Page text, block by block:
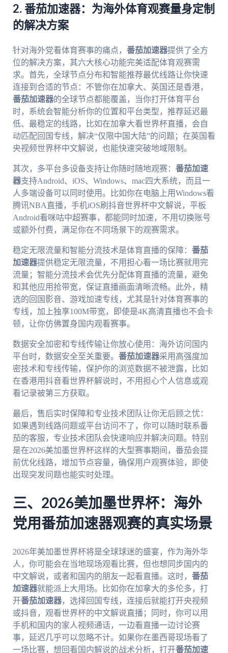
2. 番茄加速器：为海外体育观赛量身定制
的解决方案
针对海外党看体育赛事的痛点， 番茄加速器提供了全方
位的解决方案，其六大核心功能完美适配体育观赛需
求。首先，全球节点分布和智能推荐最优线路让你快速
连接到合适的节点：不管你在加拿大、英国还是香港，
番茄加速器的全球节点都能覆盖，当你打开体育平台
时，系统会智能分析你的位置和平台类型，推荐延迟最
低、最稳定的线路，比如在加拿大看世界杯直播，会自
动匹配回国专线，解决“仅限中国大陆”的问题；在英国看
央视频世界杯中文解说，也能快速突破地域限制。
其次，多平台多设备支持让你随时随地观赛： 番茄加速
器支持Android、iOS、Windows、mac四大系统，而且一
人多端设备可以同时使用。比如你在电脑上用Windows看
腾讯NBA直播，手机iOS刷抖音世界杯中文解说，平板
Android看咪咕中超赛事，都能同时加速，不用切换账号
或额外付费，满足你在不同场景下的观赛需求。
稳定无限流量和智能分流技术是体育直播的保障： 番茄
加速器提供稳定无限流量，不用担心看一场比赛就用完
流量；智能分流技术会优先分配体育直播的流量，避免
和其他应用抢带宽，保证直播画面清晰流畅。此外，精
选的回国影音、游戏加速专线，尤其是针对体育赛事的
专线，加上独享100M带宽，即使是4K高清直播也不会卡
顿，让你仿佛置身国内观看赛事。
数据安全加密和专线传输让你放心使用：海外访问国内
平台时，数据安全至关重要。 番茄加速器采用高强度加
密技术和专线传输，保护你的浏览数据不被泄露，比如
在香港用抖音看世界杯解说时，不用担心个人信息或观
看记录被第三方获取。
最后，售后实时保障和专业技术团队让你无后顾之忧：
如果遇到线路问题或平台访问不了，你可以随时联系番
茄的客服，专业技术团队会快速响应并解决问题。特别
是在2026美加墨世界杯这样的大型赛事期间，番茄会提
前优化线路，增加节点容量，确保用户观赛体验，即使
出现突发问题也能实时处理。
三、2026美加墨世界杯：海外
党用番茄加速器观赛的真实场景
2026年美加墨世界杯将是全球球迷的盛宴，作为海外华
人，你可能会在当地现场观看比赛，但也想同步国内的
中文解说，或者和国内的朋友一起看直播。这时， 番茄
加速器就能派上大用场。比如你在加拿大的多伦多，打
开番茄加速器，选择回国专线，连接后就能打开央视频
或抖音，观看世界杯的中文解说直播；同时，你可以用
手机和国内的家人视频通话，一边看直播一边讨论赛
事，延迟几乎可以忽略不计。如果你在墨西哥现场看了
一场比赛，想回看国内解说的战术分析，打开番茄加速